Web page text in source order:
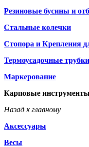
Резиновые бусины и
Стальные колечки
Стопора и Крепления
Термоусадочные трубки
Маркерование
Карповые инструменты
Назад к главному
Аксессуары
Весы